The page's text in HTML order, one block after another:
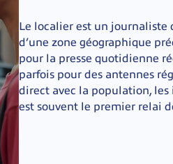
Le localier est un journaliste
d’une zone géographique
pour la presse quotidienne
parfois pour des antennes
direct avec la population,
est souvent le premier relai